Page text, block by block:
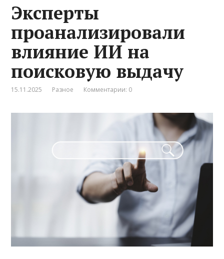
Эксперты
проанализировали
влияние ИИ на
поисковую выдачу
15.11.2025 Разное Комментарии: 0